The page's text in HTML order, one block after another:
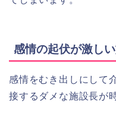
感情の起伏が激し
感情をむき出しにして
接するダメな施設長が